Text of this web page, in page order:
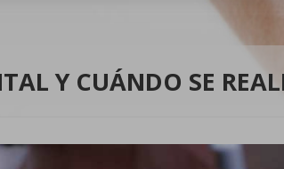
Y CUÁNDO SE